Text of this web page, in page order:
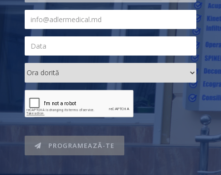
PROGRAMEAZĂ-TE